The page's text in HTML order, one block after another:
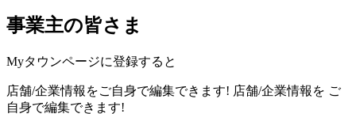
事業主の皆さま
Myタウンページに登録すると
店舗/企業情報をご自身で編集できます! 店舗/企業情報を ご
自身で編集できます!